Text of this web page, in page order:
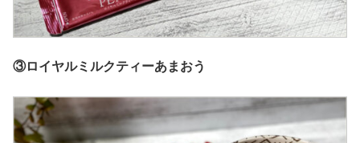
③ロイヤルミルクティーあまおう